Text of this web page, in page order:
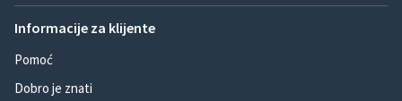
Informacije za klijente
Pomoć
Dobro je znati